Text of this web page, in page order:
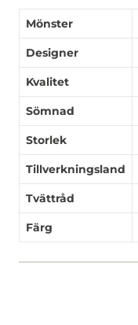
Mönster
Designer
Kvalitet
Sömnad
Storlek
Tillverkningsland
Tvättråd
Färg